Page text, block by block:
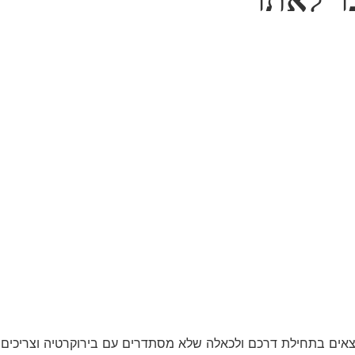
בתחילת דרכם ולכאלה שלא מסתדרים עם בירוקרטיה וצריכים